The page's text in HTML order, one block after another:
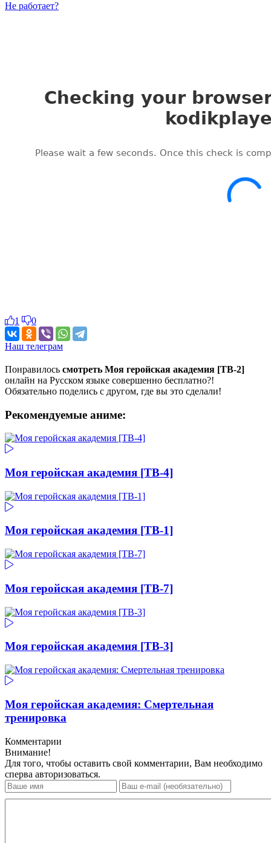
Не работает?
1 0
Наш телеграм
Понравилось смотреть Моя геройская академия [ТВ-2]
онлайн на Русском языке совершенно бесплатно?!
Обязательно поделись с другом, где вы это сделали!
Рекомендуемые аниме:
Моя геройская академия [ТВ-4]
Моя геройская академия [ТВ-1]
Моя геройская академия [ТВ-7]
Моя геройская академия [ТВ-3]
Моя геройская академия: Смертельная
тренировка
Комментарии
Внимание!
Для того, чтобы оставить свой комментарии, Вам необходимо
сперва авторизоваться.